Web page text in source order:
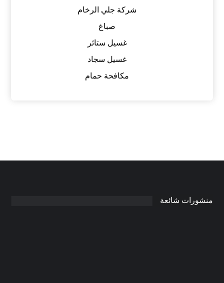
شركة جلي الرخام
صباغ
غسيل ستائر
غسيل سجاد
مكافحة حمام
منشورات شائعة